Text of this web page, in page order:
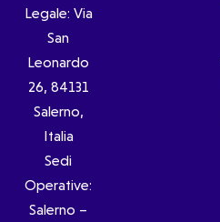
Legale: Via
San
Leonardo
26, 84131
Salerno,
Italia
Sedi
Operative:
Salerno –